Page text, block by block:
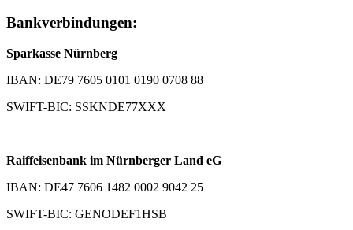
Bankverbindungen:
Sparkasse Nürnberg
IBAN: DE79 7605 0101 0190 0708 88
SWIFT-BIC: SSKNDE77XXX
Raiffeisenbank im Nürnberger Land eG
IBAN: DE47 7606 1482 0002 9042 25
SWIFT-BIC: GENODEF1HSB